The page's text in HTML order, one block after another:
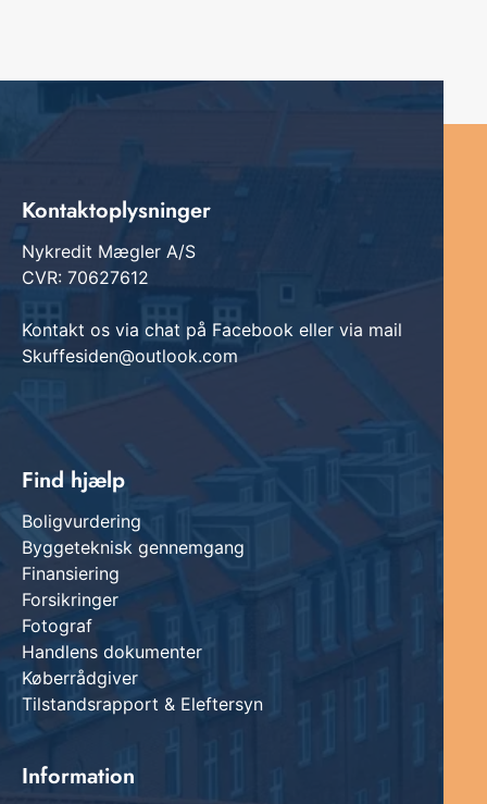
Kontaktoplysninger
Nykredit Mægler A/S
CVR: 70627612
Kontakt os via chat på Facebook eller via mail
Skuffesiden@outlook.com
Find hjælp
Boligvurdering
Byggeteknisk gennemgang
Finansiering
Forsikringer
Fotograf
Handlens dokumenter
Køberrådgiver
Tilstandsrapport & Eleftersyn
Information